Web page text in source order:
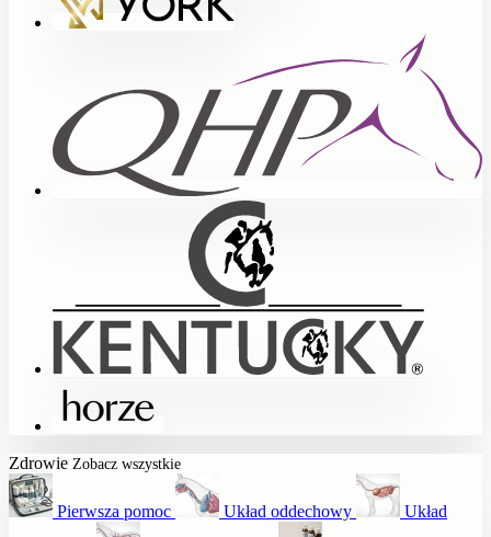
Zdrowie Zobacz wszystkie
Pierwsza pomoc Układ oddechowy Układ